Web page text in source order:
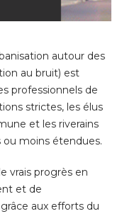
autour des
au bruit) est
professionnels de
strictes, les élus
et les riverains
moins étendues.
vrais progrès en
et de
aux efforts du